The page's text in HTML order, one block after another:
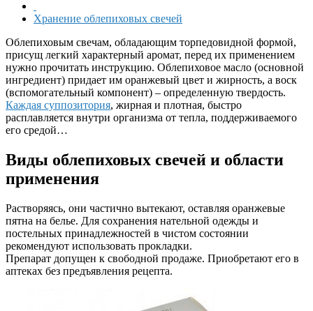
Хранение облепиховых свечей
Облепиховым свечам, обладающим торпедовидной формой,
присущ легкий характерный аромат, перед их применением
нужно прочитать инструкцию. Облепиховое масло (основной
ингредиент) придает им оранжевый цвет и жирность, а воск
(вспомогательный компонент) – определенную твердость.
Каждая суппозитория, жирная и плотная, быстро
расплавляется внутри организма от тепла, поддерживаемого
его средой…
Виды облепиховых свечей и области
применения
Растворяясь, они частично вытекают, оставляя оранжевые
пятна на белье. Для сохранения нательной одежды и
постельных принадлежностей в чистом состоянии
рекомендуют использовать прокладки.
Препарат допущен к свободной продаже. Приобретают его в
аптеках без предъявления рецепта.